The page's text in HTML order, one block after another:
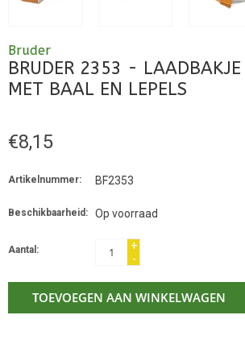
Bruder
BRUDER 2353 - LAADBAKJE
MET BAAL EN LEPELS
€8,15
Artikelnummer: BF2353
Beschikbaarheid: Op voorraad
Aantal:
+
-
TOEVOEGEN AAN WINKELWAGEN